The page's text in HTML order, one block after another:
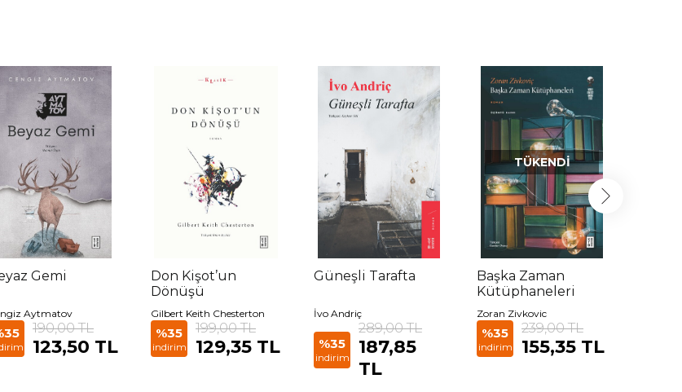
Gemi
Aytmatov
190,00 TL
123,50 TL
Don Kişot’un
Dönüşü
Gilbert Keith Chesterton
%35
indirim
199,00 TL
129,35 TL
Güneşli Tarafta
İvo Andriç
%35
indirim
289,00 TL
187,85
TL
TÜKENDI
Başka Zaman
Kütüphaneleri
Zoran Zivkovic
%35
indirim
239,00 TL
155,35 TL